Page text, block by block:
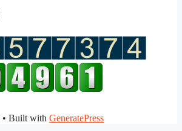
• Built with GeneratePress